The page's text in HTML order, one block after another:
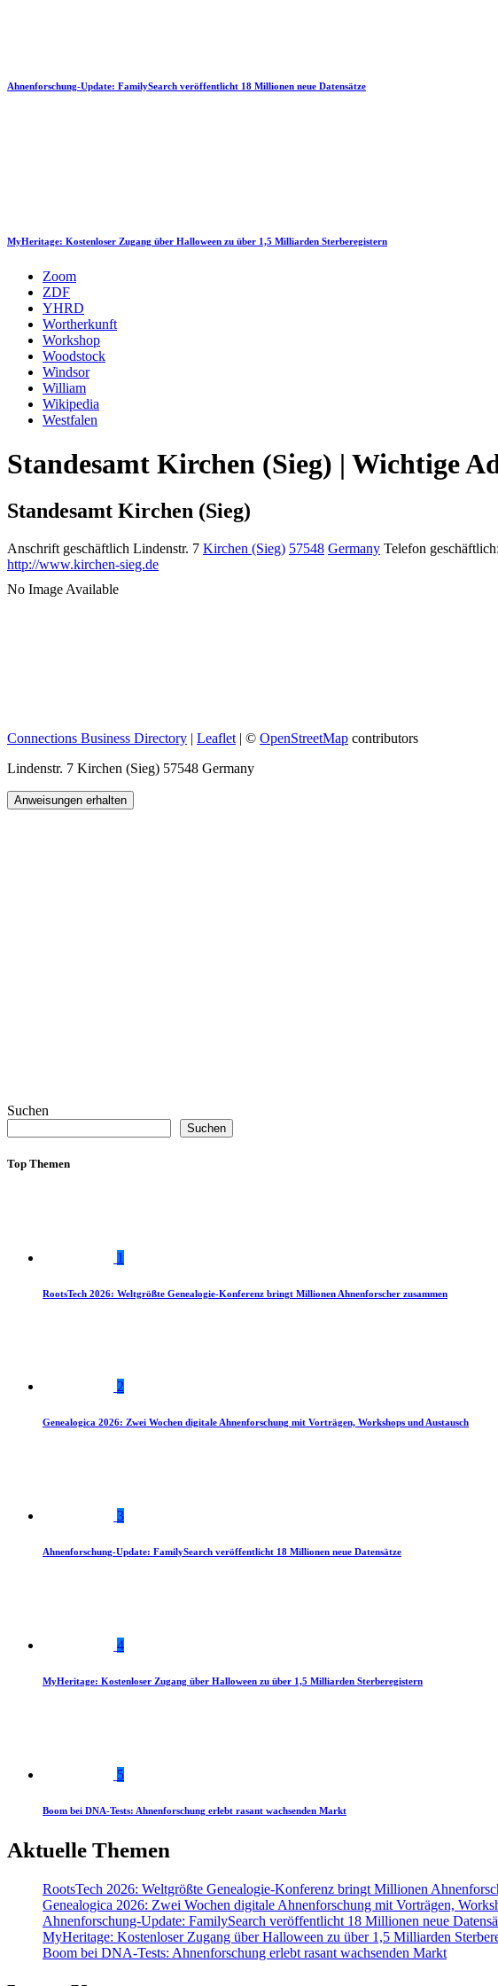
Ahnenforschung-Update: FamilySearch veröffentlicht 18 Millionen neue Datensätze
MyHeritage: Kostenloser Zugang über Halloween zu über 1,5 Milliarden Sterberegistern
Zoom
ZDF
YHRD
Wortherkunft
Workshop
Woodstock
Windsor
William
Wikipedia
Westfalen
Standesamt Kirchen (Sieg) | Wichtige
Standesamt Kirchen (Sieg)
Anschrift geschäftlich Lindenstr. 7 Kirchen (Sieg) 57548 Germany Telefon geschäftlich:
http://www.kirchen-sieg.de
No Image Available
Connections Business Directory | Leaflet | © OpenStreetMap contributors
Lindenstr. 7 Kirchen (Sieg) 57548 Germany
Anweisungen erhalten
Suchen
Suchen
Top Themen
1
RootsTech 2026: Weltgrößte Genealogie-Konferenz bringt Millionen Ahnenforscher zusammen
2
Genealogica 2026: Zwei Wochen digitale Ahnenforschung mit Vorträgen, Workshops und Austausch
3
Ahnenforschung-Update: FamilySearch veröffentlicht 18 Millionen neue Datensätze
4
MyHeritage: Kostenloser Zugang über Halloween zu über 1,5 Milliarden Sterberegistern
5
Boom bei DNA-Tests: Ahnenforschung erlebt rasant wachsenden Markt
Aktuelle Themen
RootsTech 2026: Weltgrößte Genealogie-Konferenz bringt Millionen
Genealogica 2026: Zwei Wochen digitale Ahnenforschung mit Vorträgen,
Ahnenforschung-Update: FamilySearch veröffentlicht 18 Millionen neue
MyHeritage: Kostenloser Zugang über Halloween zu über 1,5 Milliarden
Boom bei DNA-Tests: Ahnenforschung erlebt rasant wachsenden Markt